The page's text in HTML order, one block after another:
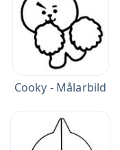
Cooky - Målarbild